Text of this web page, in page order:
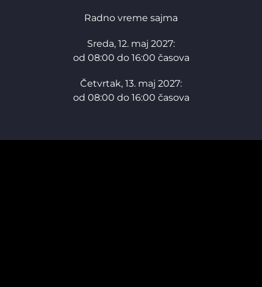
Radno vreme sajma
Sreda, 12. maj 2027:
od 08:00 do 16:00 časova
Četvrtak, 13. maj 2027:
od 08:00 do 16:00 časova